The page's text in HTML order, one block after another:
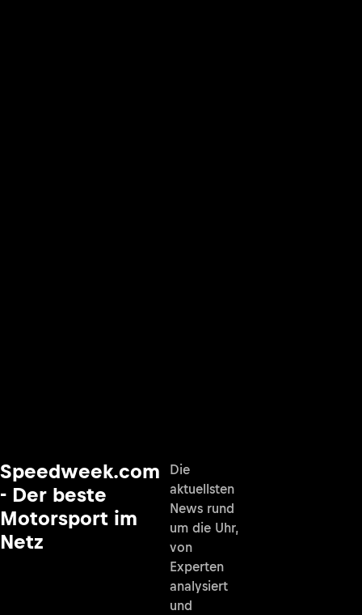
Speedweek.com
- Der beste
Motorsport im
Netz
Die
aktuellsten
News rund
um die Uhr,
von
Experten
analysiert
und